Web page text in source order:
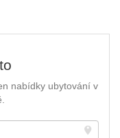
nabídky ubytování v